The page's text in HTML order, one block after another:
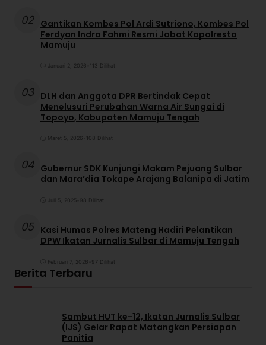
02 Gantikan Kombes Pol Ardi Sutriono, Kombes Pol
Ferdyan Indra Fahmi Resmi Jabat Kapolresta
Mamuju
Januari 2, 2026 113 Dilihat
03 DLH dan Anggota DPR Bertindak Cepat
Menelusuri Perubahan Warna Air Sungai di
Topoyo, Kabupaten Mamuju Tengah
Maret 5, 2026 108 Dilihat
04 Gubernur SDK Kunjungi Makam Pejuang Sulbar
dan Mara’dia Tokape Arajang Balanipa di Jatim
Juli 5, 2025 98 Dilihat
05 Kasi Humas Polres Mateng Hadiri Pelantikan
DPW Ikatan Jurnalis Sulbar di Mamuju Tengah
Februari 7, 2026 97 Dilihat
Berita Terbaru
Sambut HUT ke-12, Ikatan Jurnalis Sulbar
(IJS) Gelar Rapat Matangkan Persiapan
Panitia